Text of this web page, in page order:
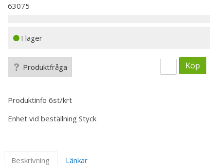
63075
I lager
Produktfråga Köp
Produktinfo 6st/krt
Enhet vid beställning Styck
Beskrivning Länkar